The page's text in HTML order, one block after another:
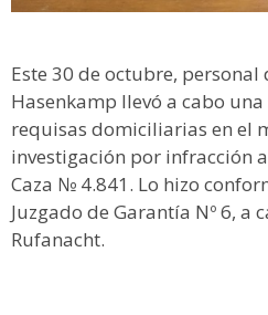
Este 30 de octubre, personal
Hasenkamp llevó a cabo
requisas domiciliarias en el
investigación por infracción
Caza № 4.841. Lo hizo
Juzgado de Garantía Nº 6, a
Rufanacht.